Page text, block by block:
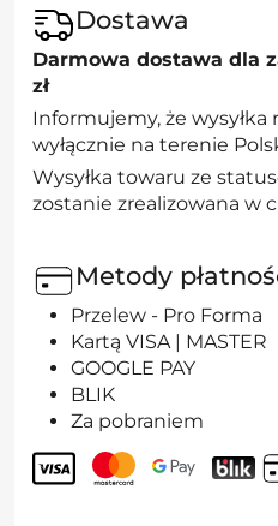
Dostawa
Darmowa dostawa dla
zł
Informujemy, że wysyłka
wyłącznie na terenie
Wysyłka towaru ze
zostanie zrealizowana w
Metody
Przelew - Pro Forma
Kartą VISA | MASTER
GOOGLE PAY
BLIK
Za pobraniem